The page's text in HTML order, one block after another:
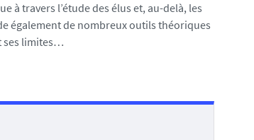
travers l’étude des élus et, au-delà, les
également de nombreux outils théoriques
ses limites…